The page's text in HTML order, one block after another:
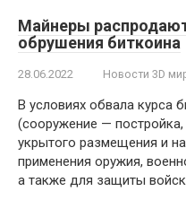
Майнеры
обрушения биткоина
28.06.2022 Новости 3D
В условиях обвала курса
(сооружение —
укрытого размещения и
применения оружия,
а также для защиты